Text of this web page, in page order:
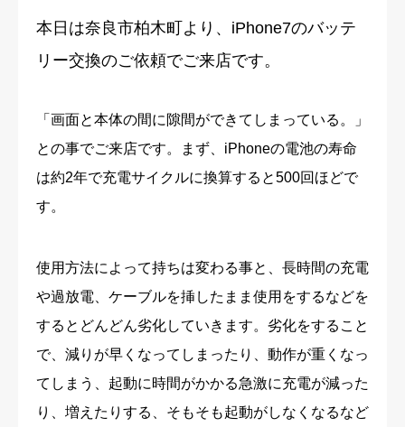
本日は奈良市柏木町より、iPhone7のバッテ
リー交換のご依頼でご来店です。
「画面と本体の間に隙間ができてしまっている。」
との事でご来店です。
まず、iPhoneの電池の寿命
は約2年で充電サイクルに換算すると500回ほどで
す。
使用方法によって持ちは変わる事と、長時間の充電
や過放電、ケーブルを挿したまま使用をするなどを
するとどんどん劣化していきます。劣化をすること
で、減りが早くなってしまったり、動作が重くなっ
てしまう、起動に時間がかかる急激に充電が減った
り、増えたりする、そもそも起動がしなくなるなど